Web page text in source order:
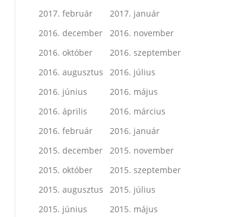
2017. február
2017. január
2016. december
2016. november
2016. október
2016. szeptember
2016. augusztus
2016. július
2016. június
2016. május
2016. április
2016. március
2016. február
2016. január
2015. december
2015. november
2015. október
2015. szeptember
2015. augusztus
2015. július
2015. június
2015. május